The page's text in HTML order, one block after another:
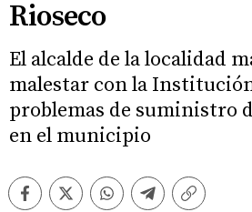
Rioseco
El alcalde de la localidad
malestar con la
problemas de suministro
en el municipio
FacebookTwitterWhatsappTelegramCopiar